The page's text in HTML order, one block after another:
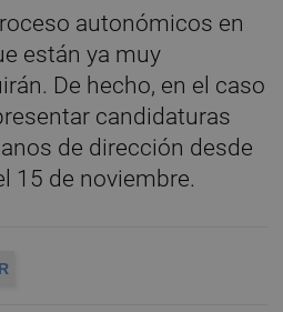
autonómicos en
están ya muy
De hecho, en el caso
candidaturas
de dirección desde
15 de noviembre.